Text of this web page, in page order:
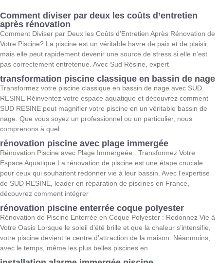
Comment diviser par deux les coûts d’entretien
après rénovation
Comment Diviser par Deux les Coûts d’Entretien Après Rénovation de
Votre Piscine? La piscine est un véritable havre de paix et de plaisir,
mais elle peut rapidement devenir une source de stress si elle n’est
pas correctement entretenue. Avec Sud Résine, expert
transformation piscine classique en bassin de nage
Transformez votre piscine classique en bassin de nage avec SUD
RESINE Réinventez votre espace aquatique et découvrez comment
SUD RESINE peut magnifier votre piscine en un véritable bassin de
nage. Que vous soyez un professionnel ou un particulier, nous
comprenons à quel
rénovation piscine avec plage immergée
Rénovation Piscine avec Plage Immergeée : Transformez Votre
Espace Aquatique La rénovation de piscine est une étape cruciale
pour ceux qui souhaitent redonner vie à leur bassin. Avec l’expertise
de SUD RESINE, leader en réparation de piscines en France,
découvrez comment intégrer
rénovation piscine enterrée coque polyester
Rénovation de Piscine Enterrée en Coque Polyester : Redonnez Vie à
Votre Oasis Lorsque le soleil d’été brille et que la chaleur s’intensifie,
votre piscine devient le centre d’attraction de la maison. Néanmoins,
avec le temps, même les plus belles piscines en